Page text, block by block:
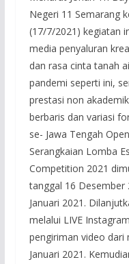
Negeri 11 Semarang
(17/7/2021) kegiatan
media penyaluran
dan rasa cinta tanah
pandemi seperti ini,
prestasi non
berbaris dan variasi
se- Jawa Tengah
Serangkaian Lomba
Competition 2021
tanggal 16 Desember
Januari 2021.
melalui LIVE
pengiriman video dari
Januari 2021.